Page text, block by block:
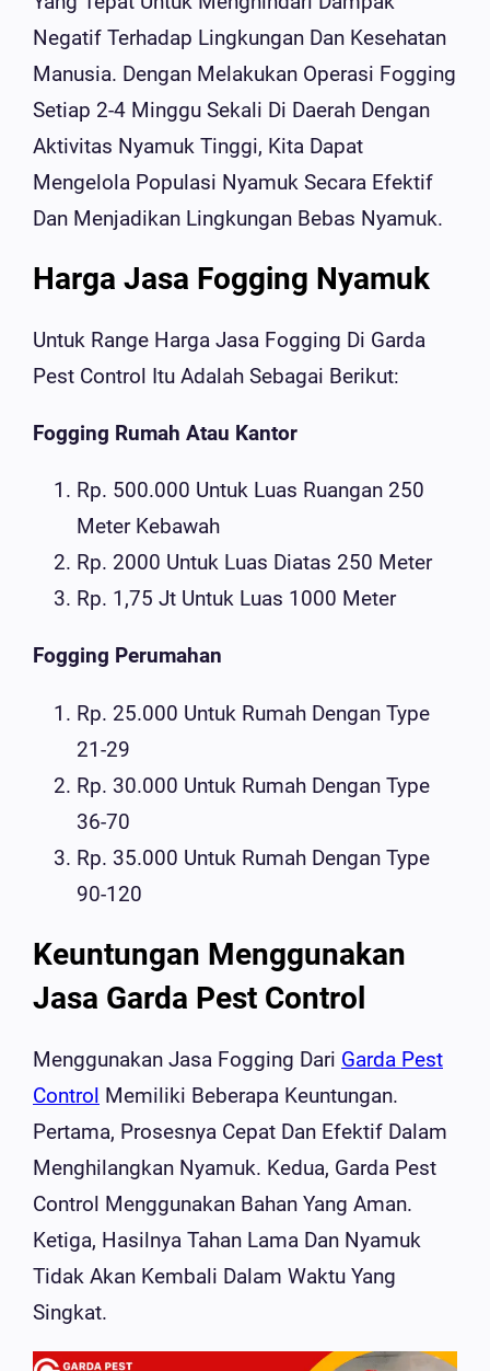
Negatif Terhadap Lingkungan Dan Kesehatan
Manusia. Dengan Melakukan Operasi Fogging
Setiap 2-4 Minggu Sekali Di Daerah Dengan
Aktivitas Nyamuk Tinggi, Kita Dapat
Mengelola Populasi Nyamuk Secara Efektif
Dan Menjadikan Lingkungan Bebas Nyamuk.
Harga Jasa Fogging Nyamuk
Untuk Range Harga Jasa Fogging Di Garda
Pest Control Itu Adalah Sebagai Berikut:
Fogging Rumah Atau Kantor
Rp. 500.000 Untuk Luas Ruangan 250
Meter Kebawah
Rp. 2000 Untuk Luas Diatas 250 Meter
Rp. 1,75 Jt Untuk Luas 1000 Meter
Fogging Perumahan
Rp. 25.000 Untuk Rumah Dengan Type
21-29
Rp. 30.000 Untuk Rumah Dengan Type
36-70
Rp. 35.000 Untuk Rumah Dengan Type
90-120
Keuntungan Menggunakan
Jasa Garda Pest Control
Menggunakan Jasa Fogging Dari Garda Pest
Control Memiliki Beberapa Keuntungan.
Pertama, Prosesnya Cepat Dan Efektif Dalam
Menghilangkan Nyamuk. Kedua, Garda Pest
Control Menggunakan Bahan Yang Aman.
Ketiga, Hasilnya Tahan Lama Dan Nyamuk
Tidak Akan Kembali Dalam Waktu Yang
Singkat.